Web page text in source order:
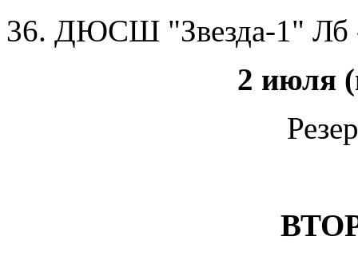
36. ДЮСШ "Звезда-1" Лб
2 июля